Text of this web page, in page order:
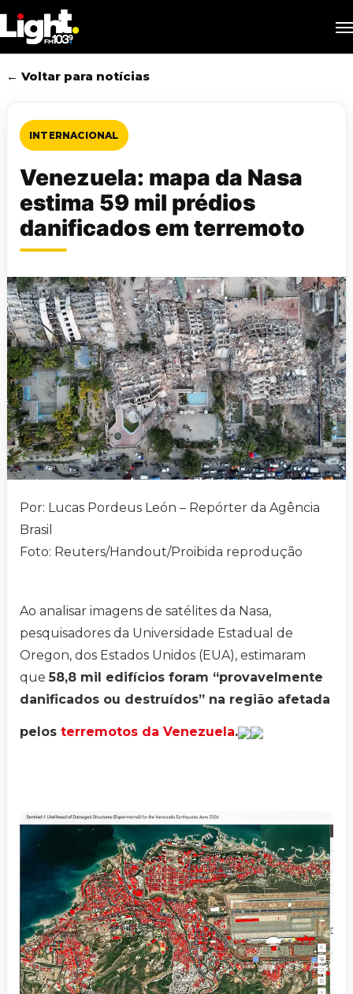
to
main
content
← Voltar para notícias
INTERNACIONAL
Venezuela: mapa da Nasa
estima 59 mil prédios
danificados em terremoto
Por: Lucas Pordeus León – Repórter da Agência
Brasil
Foto: Reuters/Handout/Proibida reprodução
Ao analisar imagens de satélites da Nasa,
pesquisadores da Universidade Estadual de
Oregon, dos Estados Unidos (EUA), estimaram
que58,8 mil edifícios foram “provavelmente
danificados ou destruídos” na região afetada
pelos terremotos da Venezuela.